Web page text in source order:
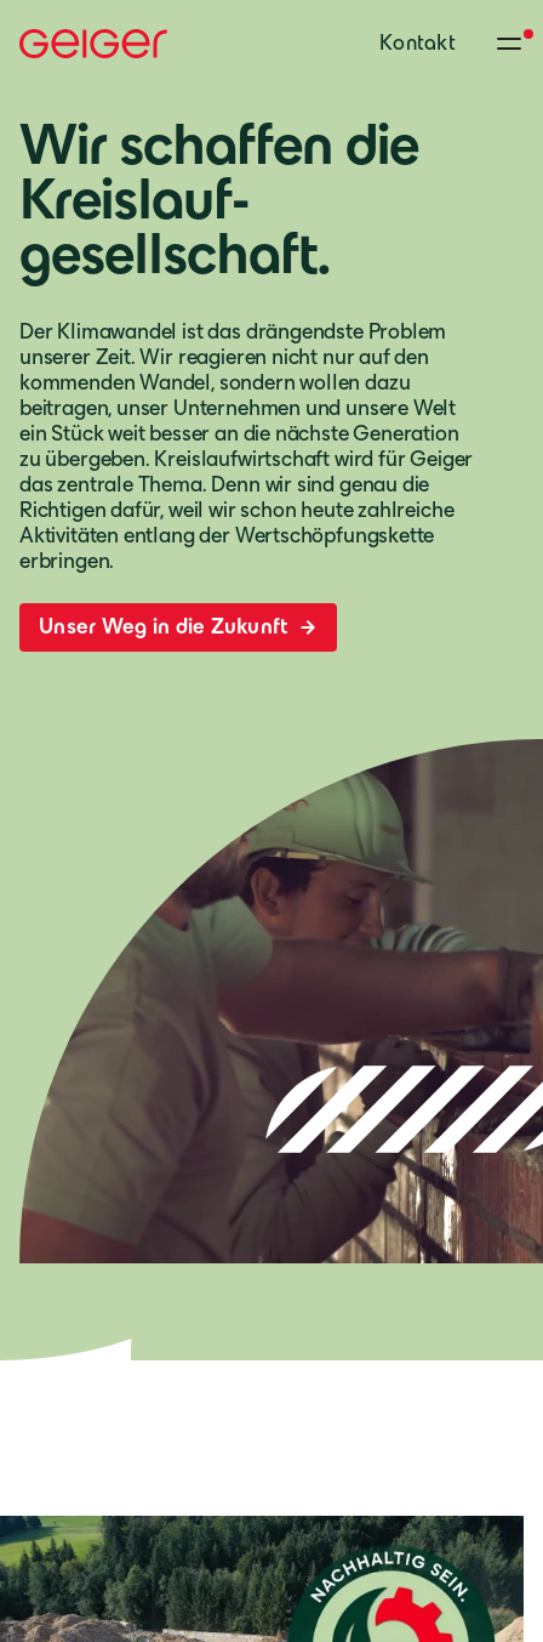
Kontakt
Wir schaffen die
Kreislauf­
gesellschaft.
Der Klimawandel ist das drängendste Problem
unserer Zeit. Wir reagieren nicht nur auf den
kommenden Wandel, sondern wollen dazu
beitragen, unser Unternehmen und unsere Welt
ein Stück weit besser an die nächste Generation
zu übergeben. Kreislaufwirtschaft wird für Geiger
das zentrale Thema. Denn wir sind genau die
Richtigen dafür, weil wir schon heute zahlreiche
Aktivitäten entlang der Wertschöpfungskette
erbringen.
Unser Weg in die Zukunft
Deutschland
Deutsch
Italia
România